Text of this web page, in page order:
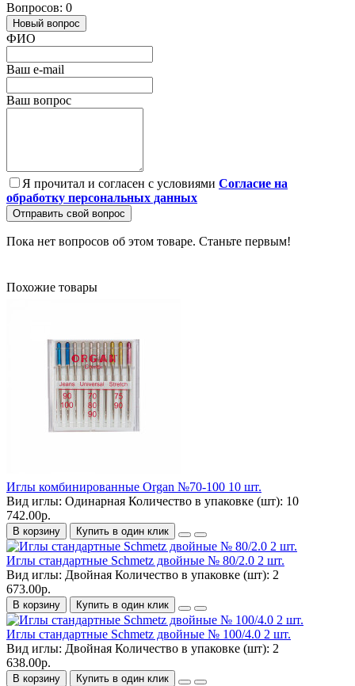
Вопросов: 0
Новый вопрос
ФИО
Ваш e-mail
Ваш вопрос
Я прочитал и согласен с условиями Согласие на
обработку персональных данных
Отправить свой вопрос
Пока нет вопросов об этом товаре. Станьте первым!
Похожие товары
Иглы комбинированные Organ №70-100 10 шт.
Вид иглы: Одинарная Количество в упаковке (шт): 10
742.00р.
В корзину Купить в один клик
Иглы стандартные Schmetz двойные № 80/2.0 2 шт.
Вид иглы: Двойная Количество в упаковке (шт): 2
673.00р.
В корзину Купить в один клик
Иглы стандартные Schmetz двойные № 100/4.0 2 шт.
Вид иглы: Двойная Количество в упаковке (шт): 2
638.00р.
В корзину Купить в один клик